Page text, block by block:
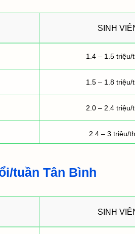
SINH
1.4 – 1.5 triệu/
1.5 – 1.8 triệu/
2.0 – 2.4 triệu/
2.4 – 3 triệu/
tuần Tân Bình
SINH